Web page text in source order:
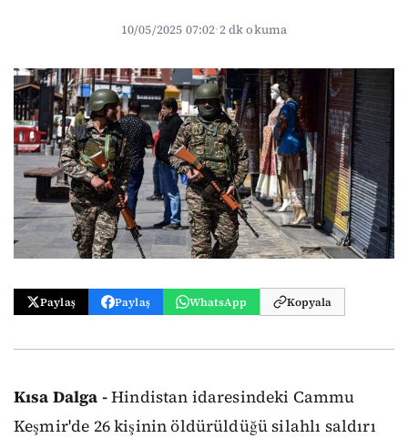
10/05/2025 07:02·2 dk okuma
Paylaş Paylaş WhatsApp Kopyala
Kısa Dalga -Hindistan idaresindeki Cammu
Keşmir'de 26 kişinin öldürüldüğü silahlı saldırı